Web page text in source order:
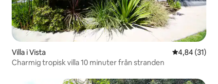
Villa i Vista 4,84 av 5 i
4,84 (31)
Charmig tropisk villa 10 minuter från stranden